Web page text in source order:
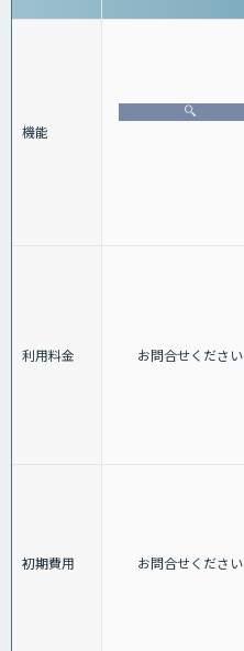
機能
利用料金 お問合せください
初期費用 お問合せください